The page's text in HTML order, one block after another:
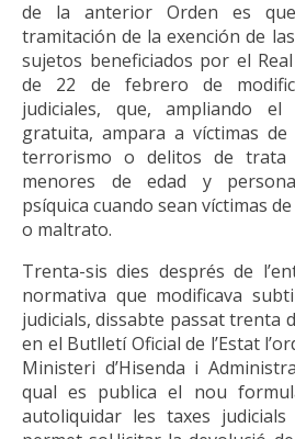
de la anterior Orden es
tramitación de la exención de
sujetos beneficiados por el
de 22 de febrero de
judiciales, que, ampliando
gratuita, ampara a víctimas de
terrorismo o delitos de trata
menores de edad y
psíquica cuando sean víctimas
o maltrato.
Trenta-sis dies després de
normativa que modificava
judicials, dissabte passat trenta
en el Butlletí Oficial de l’Estat
Ministeri d’Hisenda i
qual es publica el nou
autoliquidar les taxes